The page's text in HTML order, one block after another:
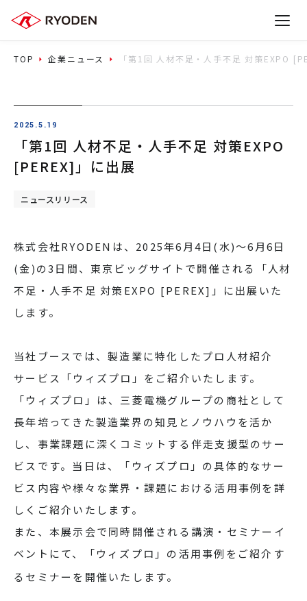
TOP 企業ニュース 「第1回 人材不足・人手不足 対策EXPO
2025.5.19
「第1回 人材不足・人手不足 対策EXPO
[PEREX]」に出展
ニュースリリース
株式会社RYODENは、2025年6月4日(水)～6月6日
(金)の3日間、東京ビッグサイトで開催される「人材
不足・人手不足 対策EXPO [PEREX]」に出展いた
します。
当社ブースでは、製造業に特化したプロ人材紹介
サービス「ウィズプロ」をご紹介いたします。
「ウィズプロ」は、三菱電機グループの商社として
長年培ってきた製造業界の知見とノウハウを活か
し、事業課題に深くコミットする伴走支援型のサー
ビスです。当日は、「ウィズプロ」の具体的なサー
ビス内容や様々な業界・課題における活用事例を詳
しくご紹介いたします。
また、本展示会で同時開催される講演・セミナーイ
ベントにて、「ウィズプロ」の活用事例をご紹介す
るセミナーを開催いたします。